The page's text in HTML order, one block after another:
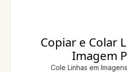
Copiar e Colar
Imagem
Cole Linhas em